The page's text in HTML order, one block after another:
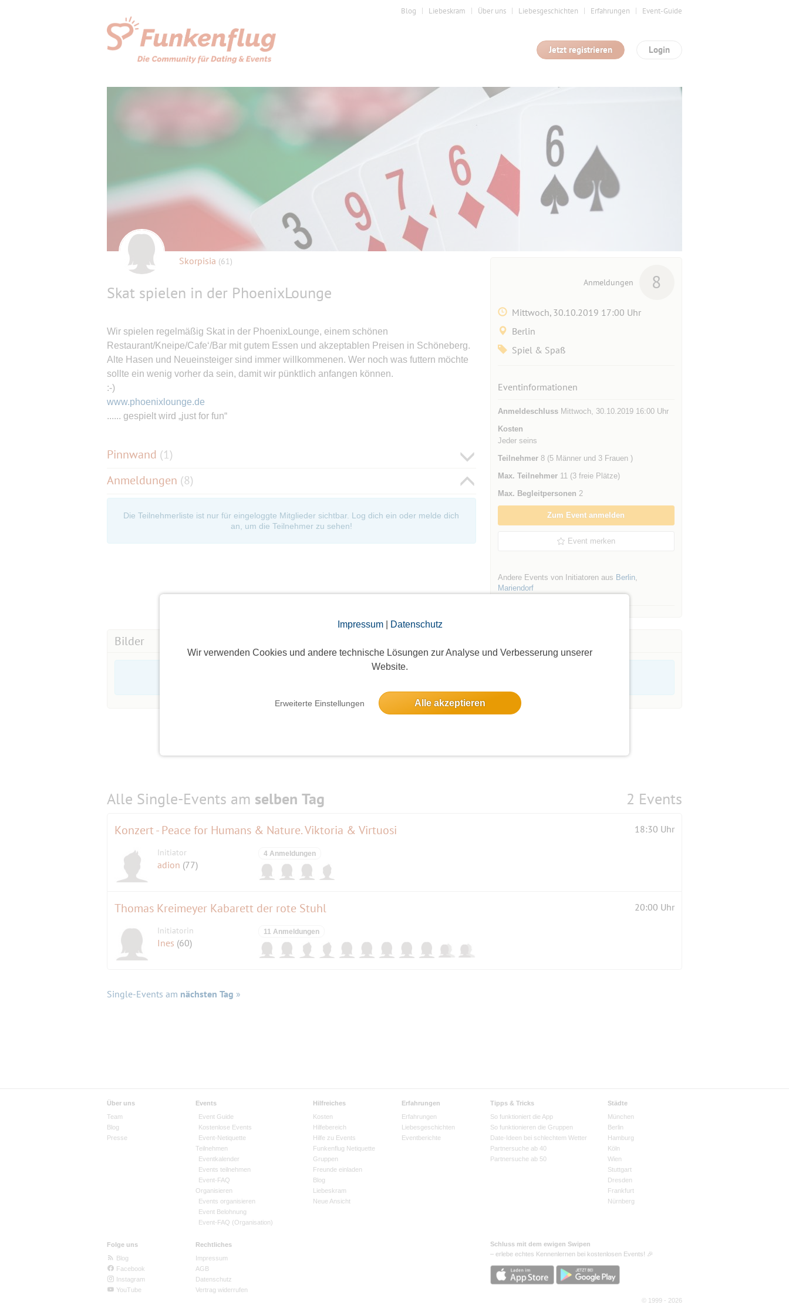
Impressum| Datenschutz
Wir verwenden Cookies und andere technische Lösungen zur Analyse und Verbesserung unserer
Website.
Erweiterte Einstellungen Alle akzeptieren
Blog Liebeskram Über uns Liebesgeschichten Erfahrungen Event-Guide
Login
Jetzt registrieren
Skorpisia (61)
Skat spielen in der PhoenixLounge
Wir spielen regelmäßig Skat in der PhoenixLounge, einem schönen
Restaurant/Kneipe/Cafe‘/Bar mit gutem Essen und akzeptablen Preisen in Schöneberg.
Alte Hasen und Neueinsteiger sind immer willkommenen. Wer noch was futtern möchte
sollte ein wenig vorher da sein, damit wir pünktlich anfangen können.
:-)
www.phoenixlounge.de
...... gespielt wird „just for fun“
Pinnwand (1)
Anmeldungen (8)
Die Teilnehmerliste ist nur für eingeloggte Mitglieder sichtbar. Log dich ein oder melde dich
an, um die Teilnehmer zu sehen!
Anmeldungen 8
Mittwoch, 30.10.2019 17:00 Uhr
Berlin
Spiel & Spaß
Eventinformationen
AnmeldeschlussMittwoch, 30.10.2019 16:00 Uhr
Kosten
Jeder seins
Teilnehmer8 (5 Männer und 3 Frauen )
Max. Teilnehmer11 (3 freie Plätze)
Max. Begleitpersonen 2
Zum Event anmelden
Event merken
Andere Events von Initiatoren aus Berlin,
Mariendorf
Bilder
Alle Single-Events am selben Tag 2 Events
Konzert - Peace for Humans & Nature. Viktoria & Virtuosi 18:30 Uhr
Initiator
adion (77)
4 Anmeldungen
Thomas Kreimeyer Kabarett der rote Stuhl 20:00 Uhr
Initiatorin
Ines (60)
11 Anmeldungen
Single-Events am nächsten Tag »
Über uns
Team
Blog
Presse
Events
Event Guide
Kostenlose Events
Event-Netiquette
Teilnehmen
Eventkalender
Events teilnehmen
Event-FAQ
Organisieren
Events organisieren
Event Belohnung
Event-FAQ (Organisation)
Hilfreiches
Kosten
Hilfebereich
Hilfe zu Events
Funkenflug Netiquette
Gruppen
Freunde einladen
Blog
Liebeskram
Neue Ansicht
Erfahrungen
Erfahrungen
Liebesgeschichten
Eventberichte
Tipps & Tricks
So funktioniert die App
So funktionieren die Gruppen
Date-Ideen bei schlechtem Wetter
Partnersuche ab 40
Partnersuche ab 50
Städte
München
Berlin
Hamburg
Köln
Wien
Stuttgart
Dresden
Frankfurt
Nürnberg
Folge uns
Blog
Facebook
Instagram
YouTube
Rechtliches
Impressum
AGB
Datenschutz
Vertrag widerrufen
Schluss mit dem ewigen Swipen
– erlebe echtes Kennenlernen bei kostenlosen Events! 🎉
© 1999 - 2026